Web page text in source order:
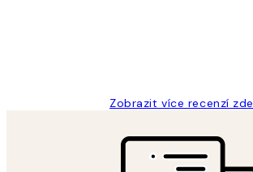
Zobrazit více recenzí zde